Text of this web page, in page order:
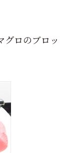
グロのブロッ